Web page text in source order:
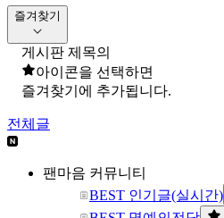
즐겨찾기
게시판 제목의
아이콘을 선택하면
즐겨찾기에 추가됩니다.
전체글
팬마음 커뮤니티
BEST 인기글(실시간)